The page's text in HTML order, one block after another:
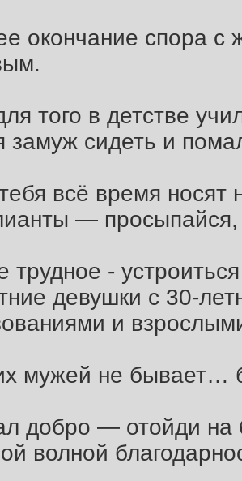
окончание спора
того в детстве
замуж сидеть и
всё время носят
—
трудное -
девушки с 30-
и
мужей не бывает…
добро — отойди на
волной